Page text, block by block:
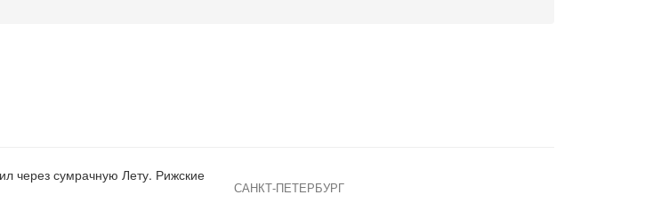
через сумрачную Лету. Рижские
САНКТ-ПЕТЕРБУРГ